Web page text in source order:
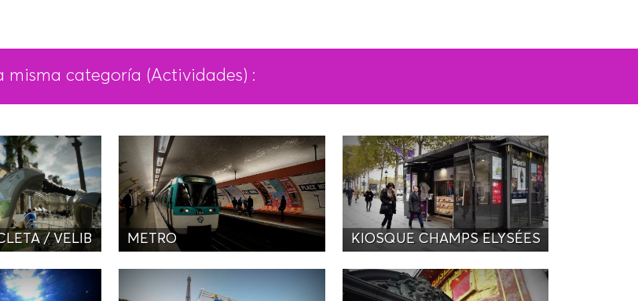
misma categoría (Actividades) :
/ VELIB METRO KIOSQUE CHAMPS ELYSÉES